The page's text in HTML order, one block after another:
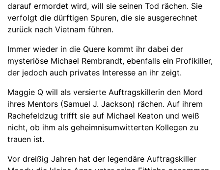
darauf ermordet wird, will sie seinen Tod rächen. Sie
verfolgt die dürftigen Spuren, die sie ausgerechnet
zurück nach Vietnam führen.
Immer wieder in die Quere kommt ihr dabei der
mysteriöse Michael Rembrandt, ebenfalls ein Profikiller,
der jedoch auch privates Interesse an ihr zeigt.
Maggie Q will als versierte Auftragskillerin den Mord
ihres Mentors (Samuel J. Jackson) rächen. Auf ihrem
Rachefeldzug trifft sie auf Michael Keaton und weiß
nicht, ob ihm als geheimnisumwitterten Kollegen zu
trauen ist.
Vor dreißig Jahren hat der legendäre Auftragskiller